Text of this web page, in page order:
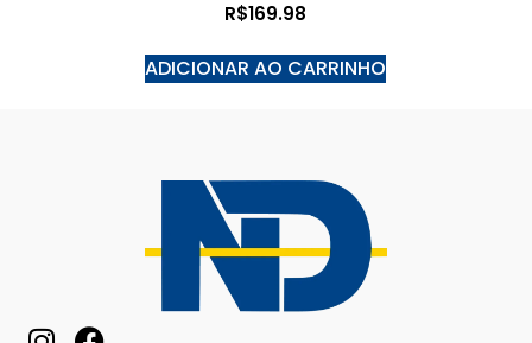
R$169.98
ADICIONAR AO CARRINHO